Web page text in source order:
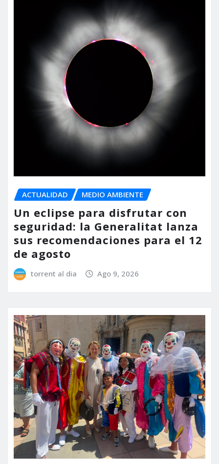
ACTUALIDAD MEDIO AMBIENTE
Un eclipse para disfrutar con
seguridad: la Generalitat lanza
sus recomendaciones para el 12
de agosto
torrent al dia Ago 9, 2026